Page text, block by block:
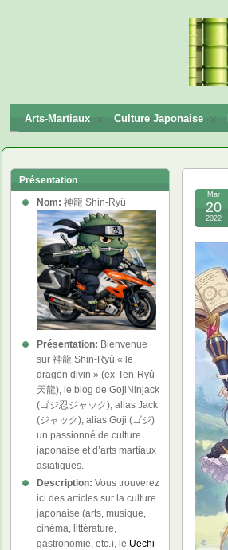
Ryū
Arts-Martiaux Culture Japonaise
Mar
20
2022
Présentation
Nom: 神龍 Shin-Ryû
Présentation: Bienvenue
sur 神龍 Shin-Ryû « le
dragon divin » (ex-Ten-Ryû
天龍), le blog de GojiNinjack
(ゴジ忍ジャック), alias Jack
(ジャック), alias Goji (ゴジ)
un passionné de culture
japonaise et d’arts martiaux
asiatiques.
Description: Vous trouverez
ici des articles sur la culture
japonaise (arts, musique,
cinéma, littérature,
gastronomie, etc.), le Uechi-